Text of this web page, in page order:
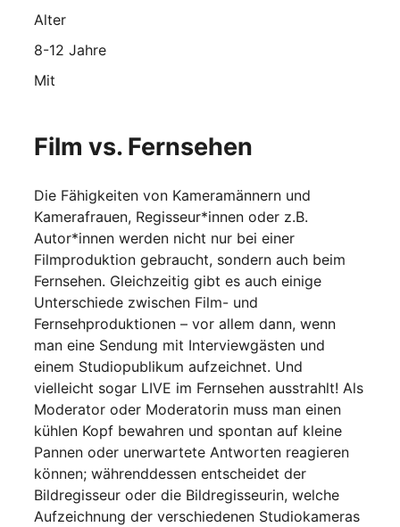
Alter
8-12 Jahre
Mit
Film vs. Fernsehen
Die Fähigkeiten von Kameramännern und
Kamerafrauen, Regisseur*innen oder z.B.
Autor*innen werden nicht nur bei einer
Filmproduktion gebraucht, sondern auch beim
Fernsehen. Gleichzeitig gibt es auch einige
Unterschiede zwischen Film- und
Fernsehproduktionen – vor allem dann, wenn
man eine Sendung mit Interviewgästen und
einem Studiopublikum aufzeichnet. Und
vielleicht sogar LIVE im Fernsehen ausstrahlt! Als
Moderator oder Moderatorin muss man einen
kühlen Kopf bewahren und spontan auf kleine
Pannen oder unerwartete Antworten reagieren
können; währenddessen entscheidet der
Bildregisseur oder die Bildregisseurin, welche
Aufzeichnung der verschiedenen Studiokameras